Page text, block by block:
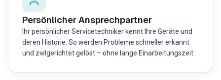
Persönlicher Ansprechpartner
Ihr persönlicher Servicetechniker kennt Ihre Geräte und
deren Historie. So werden Probleme schneller erkannt
und zielgerichtet gelöst – ohne lange Einarbeitungszeit.